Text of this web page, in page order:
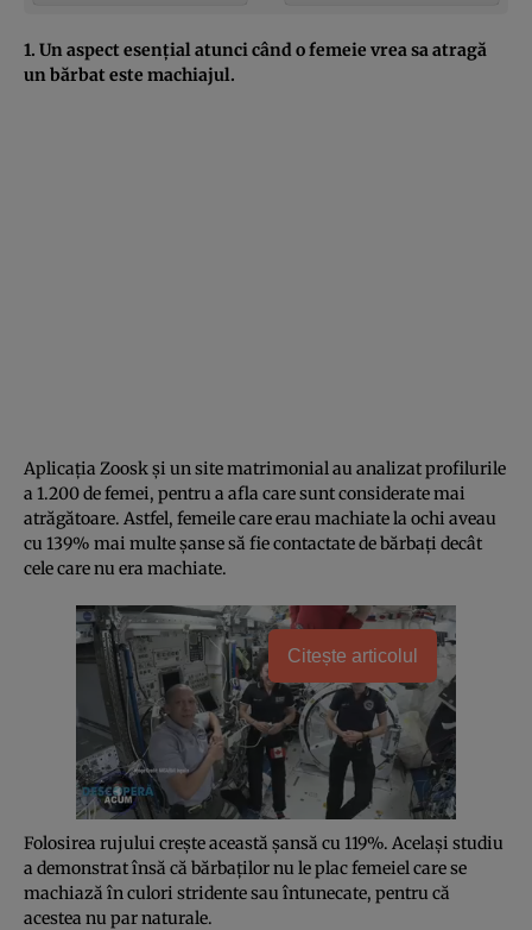
1. Un aspect esenţial atunci când o femeie vrea sa atragă
un bărbat este machiajul.
Aplicaţia Zoosk şi un site matrimonial au analizat profilurile
a 1.200 de femei, pentru a afla care sunt considerate mai
atrăgătoare. Astfel, femeile care erau machiate la ochi aveau
cu 139% mai multe şanse să fie contactate de bărbaţi decât
cele care nu era machiate.
Citește articolul
Folosirea rujului creşte această şansă cu 119%. Acelaşi studiu
a demonstrat însă că bărbaţilor nu le plac femeiel care se
machiază în culori stridente sau întunecate, pentru că
acestea nu par naturale.